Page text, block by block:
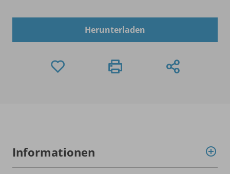
Herunterladen
Informationen